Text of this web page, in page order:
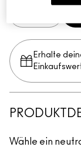
Erhalte
Wähle ein